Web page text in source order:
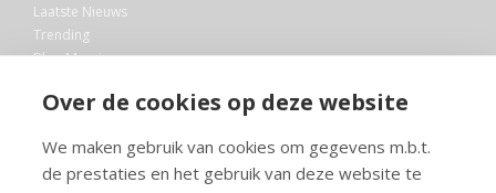
Over de cookies op deze website
We maken gebruik van cookies om gegevens m.b.t.
de prestaties en het gebruik van deze website te
Laatste Nieuws
Trending
Blog Maurice
Bibliotheek
Info en service
FAQ